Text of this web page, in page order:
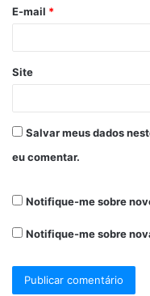
E-mail *
Site
Salvar meus dados
eu comentar.
Notifique-me sobre
Notifique-me sobre